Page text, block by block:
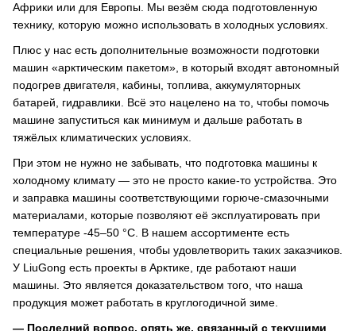
Африки или для Европы. Мы везём сюда подготовленную
технику, которую можно использовать в холодных условиях.
Плюс у нас есть дополнительные возможности подготовки
машин «арктическим пакетом», в который входят автономный
подогрев двигателя, кабины, топлива, аккумуляторных
батарей, гидравлики. Всё это нацелено на то, чтобы помочь
машине запуститься как минимум и дальше работать в
тяжёлых климатических условиях.
При этом не нужно не забывать, что подготовка машины к
холодному климату — это не просто какие-то устройства. Это
и заправка машины соответствующими горюче-смазочными
материалами, которые позволяют её эксплуатировать при
температуре -45‒50 °С. В нашем ассортименте есть
специальные решения, чтобы удовлетворить таких заказчиков.
У LiuGong есть проекты в Арктике, где работают наши
машины. Это является доказательством того, что наша
продукция может работать в круглогодичной зиме.
— Последний вопрос, опять же, связанный с текущими